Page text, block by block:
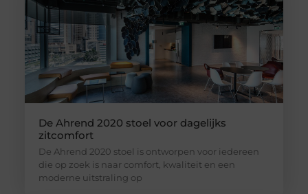
De Ahrend 2020 stoel voor dagelijks
zitcomfort
De Ahrend 2020 stoel is ontworpen voor iedereen
die op zoek is naar comfort, kwaliteit en een
moderne uitstraling op